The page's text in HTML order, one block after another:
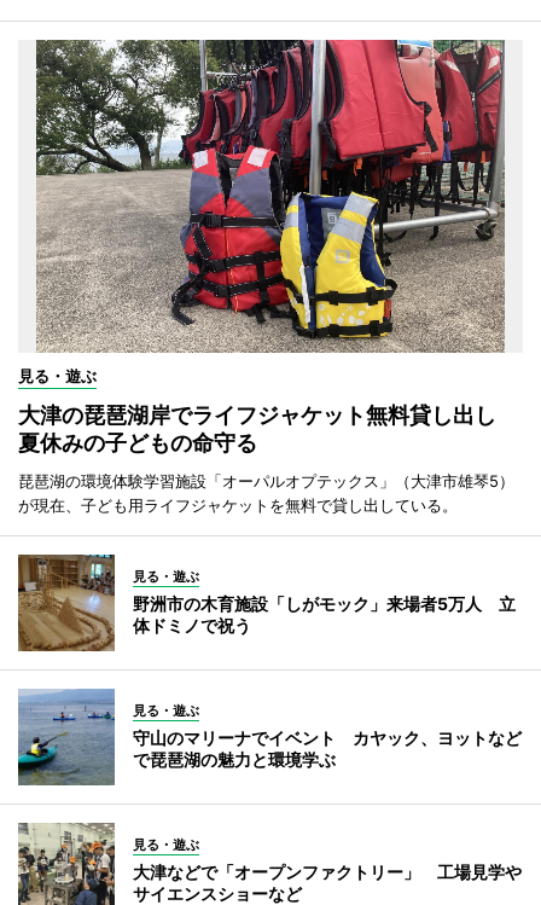
見る・遊ぶ
大津の琵琶湖岸でライフジャケット無料貸し出し
夏休みの子どもの命守る
琵琶湖の環境体験学習施設「オーパルオプテックス」（大津市雄琴5）
が現在、子ども用ライフジャケットを無料で貸し出している。
見る・遊ぶ
野洲市の木育施設「しがモック」来場者5万人 立
体ドミノで祝う
見る・遊ぶ
守山のマリーナでイベント カヤック、ヨットなど
で琵琶湖の魅力と環境学ぶ
見る・遊ぶ
大津などで「オープンファクトリー」 工場見学や
サイエンスショーなど